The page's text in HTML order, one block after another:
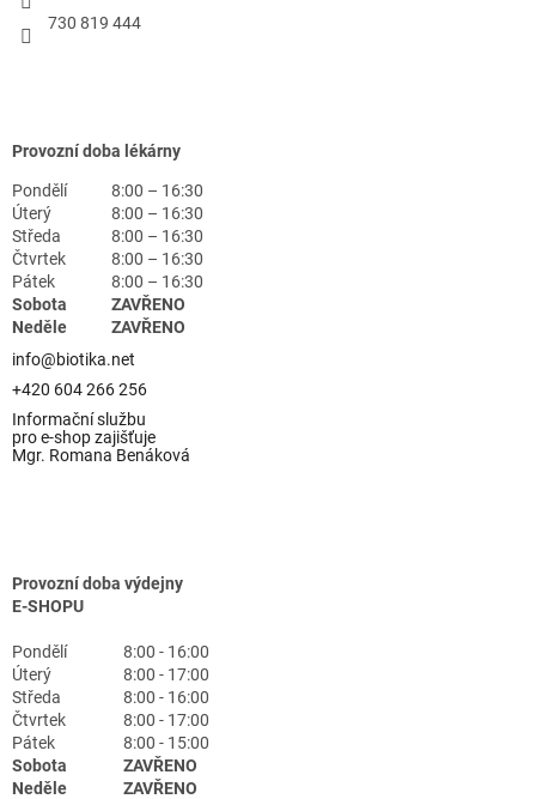
730 819 444
Provozní doba lékárny
Pondělí
8:00 – 16:30
Úterý
8:00 – 16:30
Středa
8:00 – 16:30
Čtvrtek
8:00 – 16:30
Pátek
8:00 – 16:30
Sobota
ZAVŘENO
Neděle
ZAVŘENO
info@biotika.net
+420 604 266 256
Informační službu
pro e-shop zajišťuje
Mgr. Romana Benáková
Provozní doba výdejny
E-SHOPU
Pondělí
8:00 - 16:00
Úterý
8:00 - 17:00
Středa
8:00 - 16:00
Čtvrtek
8:00 - 17:00
Pátek
8:00 - 15:00
Sobota
ZAVŘENO
Neděle
ZAVŘENO